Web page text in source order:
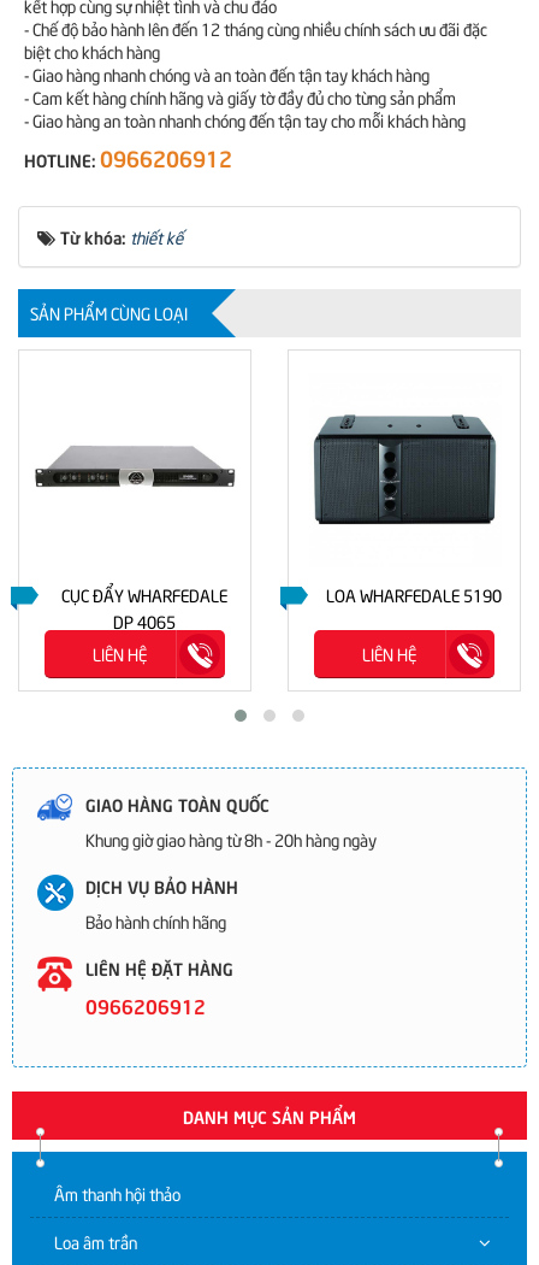
kết hợp cùng sự nhiệt tình và chu đáo
- Chế độ bảo hành lên đến 12 tháng cùng nhiều chính sách ưu đãi đặc
biệt cho khách hàng
- Giao hàng nhanh chóng và an toàn đến tận tay khách hàng
- Cam kết hàng chính hãng và giấy tờ đầy đủ cho từng sản phẩm
- Giao hàng an toàn nhanh chóng đến tận tay cho mỗi khách hàng
HOTLINE: 0966206912
Từ khóa: thiết kế
SẢN PHẨM CÙNG LOẠI
CỤC ĐẨY WHARFEDALE
DP 4065
LIÊN HỆ
LOA WHARFEDALE 5190
LIÊN HỆ
GIAO HÀNG TOÀN QUỐC
Khung giờ giao hàng từ 8h - 20h hàng ngày
DỊCH VỤ BẢO HÀNH
Bảo hành chính hãng
LIÊN HỆ ĐẶT HÀNG
0966206912
DANH MỤC SẢN PHẨM
Âm thanh hội thảo
Loa âm trần